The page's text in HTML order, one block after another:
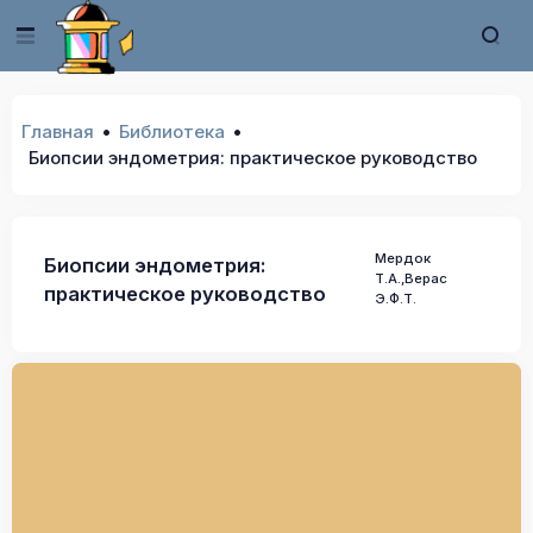
Главная
Библиотека
Биопсии эндометрия: практическое руководство
Биопсии эндометрия:
практическое руководство
Мердок
Т.А.,Верас
Э.Ф.Т.